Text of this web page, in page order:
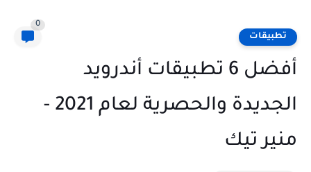
تطبيقات
0
أفضل 6 تطبيقات أندرويد
الجديدة والحصرية لعام 2021 -
منير تيك